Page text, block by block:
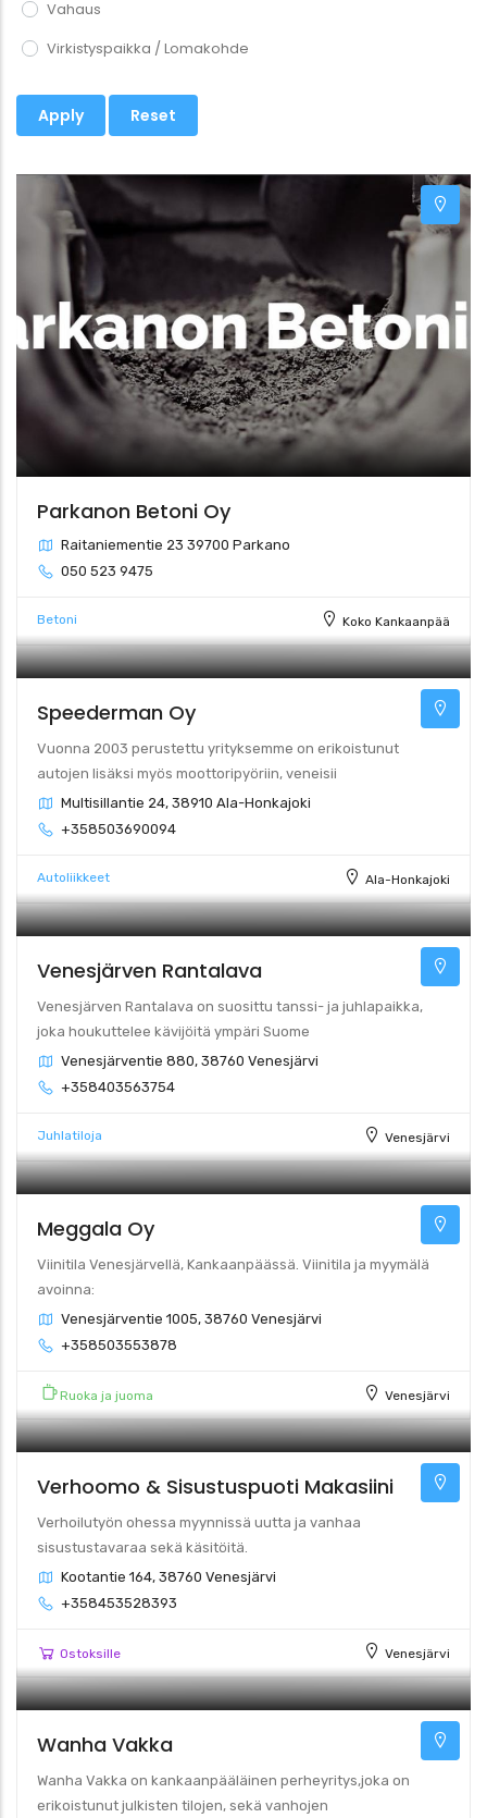
Vahaus
Virkistyspaikka / Lomakohde
Parkanon Betoni Oy
Raitaniementie 23 39700 Parkano
050 523 9475
Betoni Koko Kankaanpää
Speederman Oy
Vuonna 2003 perustettu yrityksemme on erikoistunut
autojen lisäksi myös moottoripyöriin, veneisii
Multisillantie 24, 38910 Ala-Honkajoki
+358503690094
Autoliikkeet Ala-Honkajoki
Venesjärven Rantalava
Venesjärven Rantalava on suosittu tanssi- ja juhlapaikka,
joka houkuttelee kävijöitä ympäri Suome
Venesjärventie 880, 38760 Venesjärvi
+358403563754
Juhlatiloja Venesjärvi
Meggala Oy
Viinitila Venesjärvellä, Kankaanpäässä. Viinitila ja myymälä
avoinna:
Venesjärventie 1005, 38760 Venesjärvi
+358503553878
Ruoka ja juoma Venesjärvi
Verhoomo & Sisustuspuoti Makasiini
Verhoilutyön ohessa myynnissä uutta ja vanhaa
sisustustavaraa sekä käsitöitä.
Kootantie 164, 38760 Venesjärvi
+358453528393
Ostoksille Venesjärvi
Wanha Vakka
Wanha Vakka on kankaanpääläinen perheyritys,joka on
erikoistunut julkisten tilojen, sekä vanhojen